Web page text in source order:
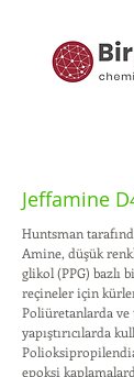
Jeffamine
Huntsman
Amine, düşük
glikol (PPG) bazlı
reçineler için
Poliüretanlarda
yapıştırıcılarda
epoksi